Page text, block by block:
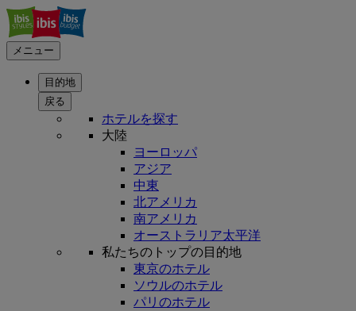
メニュー
目的地
戻る
ホテルを探す
大陸
ヨーロッパ
アジア
中東
北アメリカ
南アメリカ
オーストラリア太平洋
私たちのトップの目的地
東京のホテル
ソウルのホテル
パリのホテル